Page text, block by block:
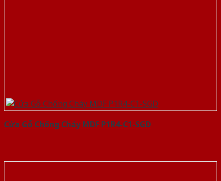
Cửa Gỗ Chống Cháy MDF P1R4-C1-SGD